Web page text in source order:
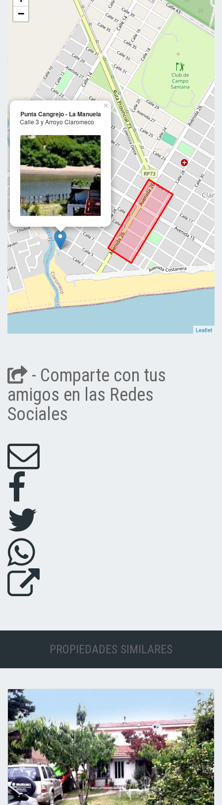
Punta Cangrejo - La Manuela
Calle 3 y Arroyo Claromeco
×
−
Leaflet
- Comparte con tus
amigos en las Redes
Sociales
PROPIEDADES SIMILARES